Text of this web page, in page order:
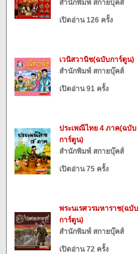
สำนักพิมพ์ สกายบุ๊คส์
เปิดอ่าน 126 ครั้ง
เวนิสวานิช(ฉบับการ์ตูน)
สำนักพิมพ์ สกายบุ๊คส์
เปิดอ่าน 91 ครั้ง
ประเพณีไทย 4 ภาค(ฉบับ
การ์ตูน)
สำนักพิมพ์ สกายบุ๊คส์
เปิดอ่าน 75 ครั้ง
พระนเรศวรมหาราช(ฉบับ
การ์ตูน)
สำนักพิมพ์ สกายบุ๊คส์
เปิดอ่าน 72 ครั้ง